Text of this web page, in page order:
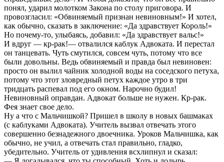
понял, ударил молотком Закона по столу приговора. И
провозгласил: «Обвиняемый признан невиновным!» И хотел,
как обычно, сказать в заключение: «Да здравствует Король!»
Но почему-то, улыбаясь, добавил: «Да здравствует вальс!»
И вдруг — кр-рак!— отвалился каблук Адвоката. И перестал
он танцевать. Чуть смутился, совсем чуть, потому что все
были довольны. Ведь обвиняемый и правда был невиновен:
просто он вылил чайник холодной воды на соседского петуха,
потому что этот зловредный петух каждое утро в три
тридцать распевал под его окном. Нарочно будил!
Невиновный оправдан. Адвокат больше не нужен. Кр-рак.
Фея знает свое дело.
Ну а что с Мальчишкой? Пришел в школу в новых башмаках
(с каблуками Адвоката). Учитель вызвал отвечать этого
совершенно безнадежного двоечника. Уроков Мальчишка, как
обычно, не учил, а отвечать стал правильно, гладко,
убедительно. Учитель от удивления всхлипнул и сказал: